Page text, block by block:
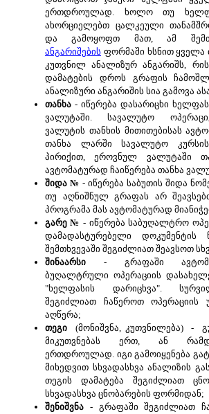
ერთდროულად. ხოლო თუ
ახორციელებთ ცალკეული
და გამოყოფთ მათ, ამ
ანგარიშების ფორმაში ხსნით ყველა
კუთვნილ ანალიზურ ანგარიშს,
დამატების დროს გრაფის
ანალიზური ანგარიშის სია გამოვა
თანხა - იწერება დასარიცხი
ვალუტაში. სავალუტო
ვალუტის თანხის მითითებისას
თანხა ლარში სავალუტო
პირიქით, ეროვნულ ვალუტაში
ავტომატურად ჩაიწერება თანხა
შიდა № - იწერება საბუთის შიდა
თუ აღნიშნულ გრაფას არ
პროგრამა მას ავტომატურად
გარე №- იწერება საბუღალტრო
დამადასტურებელი დოკუმენტის
შემთხვევაში შეგიძლიათ შეავსოთ
შინაარსი - გრაფაში
ბუღალტრული ოპერაციის
"ხელფასის დარიცხვა".
შეგიძლიათ ჩაწეროთ ოპერაციის
აღწერა;
თეგი (მონიშვნა, კუთვნილება) -
მიკუთვნებას ერთ, ან
ერთდროულად. იგი გამოიყენება
მიხედვით სხვადასხვა ანალიზის
თეგის დამატება შეგიძლიათ
სხვადასხვა ცნობარების ფორმიდან;
შენიშვნა - გრაფაში შეგიძლიათ